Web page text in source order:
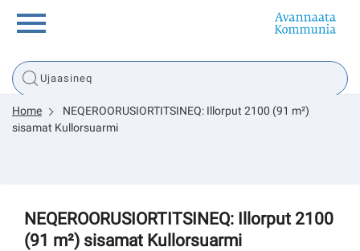
Innuttaasunut
Inuussutissarsiorneq
Tassaarsuaq
Home
NEQEROORUSIORTITSINEQ: Illorput 2100 (91 m²)
sisamat Kullorsuarmi
NEQEROORUSIORTITSINEQ: Illorput 2100
(91 m²) sisamat Kullorsuarmi